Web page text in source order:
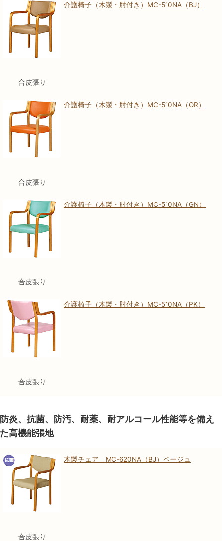
合皮張り
介護椅子（木製・肘付き）MC-510NA（BJ）
合皮張り
介護椅子（木製・肘付き）MC-510NA（OR）
合皮張り
介護椅子（木製・肘付き）MC-510NA（GN）
合皮張り
介護椅子（木製・肘付き）MC-510NA（PK）
防炎、抗菌、防汚、耐薬、耐アルコール性能等を備え
た高機能張地
合皮張り
木製チェア MC-620NA（BJ）ベージュ